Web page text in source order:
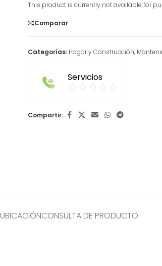
This product is currently not available for
Comparar
Categorías: Hogar y Construcción,
Servicios
Compartir:
UBICACIÓNCONSULTA DE PRODUCTO